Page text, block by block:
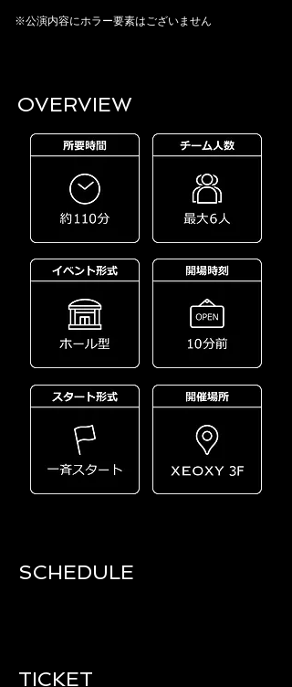
※公演内容にホラー要素はございません
OVERVIEW​
SCHEDULE​
TICKET